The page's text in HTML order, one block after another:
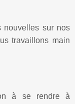
nouvelles sur nos
travaillons main
à se rendre à